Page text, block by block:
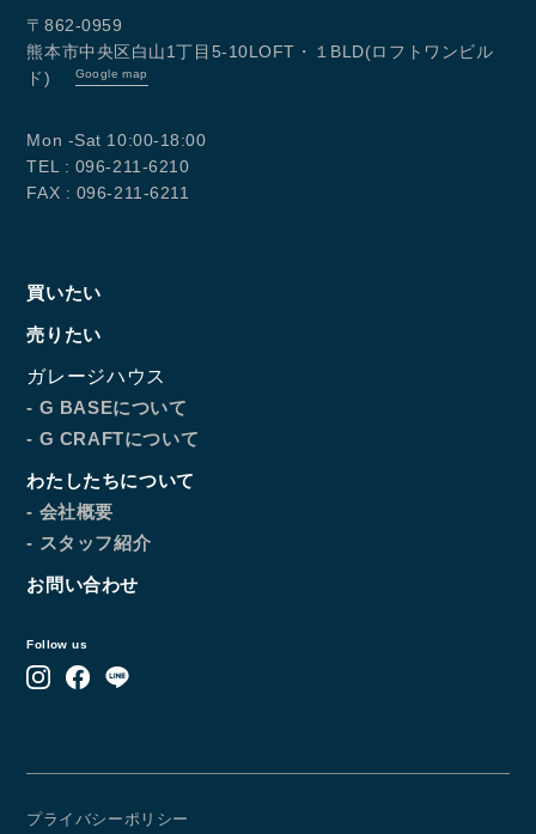
Follow us
〒862-0959
熊本市中央区白山1丁目5-10LOFT・１BLD(ロフトワンビル
ド)
Google map
Mon -Sat 10:00-18:00
TEL : 096-211-6210
FAX : 096-211-6211
買いたい
売りたい
ガレージハウス
- G BASEについて
- G CRAFTについて
わたしたちについて
- 会社概要
- スタッフ紹介
お問い合わせ
Follow us
プライバシーポリシー